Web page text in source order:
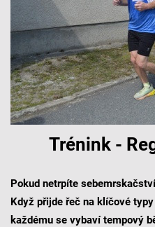
Trénink -
Pokud netrpíte
Když přijde řeč na klíčové
každému se vybaví tempový